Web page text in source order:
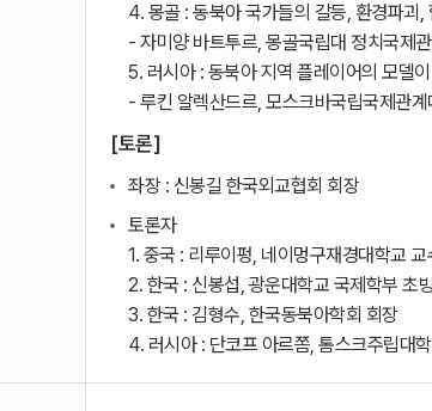
4. 몽골 : 동북아 국가들의 갈등, 환경파괴,
- 자미양 바트투르, 몽골국립대 정치국제
5. 러시아 : 동북아 지역 플레이어의 모델
- 루킨 알렉산드르, 모스크바국립국제관
[토론]
좌장 : 신봉길 한국외교협회 회장
토론자
1. 중국 : 리루이펑, 네이멍구재경대학교 교
2. 한국 : 신봉섭, 광운대학교 국제학부 초
3. 한국 : 김형수, 한국동북아학회 회장
4. 러시아 : 단코프 아르쫌, 톰스크주립대